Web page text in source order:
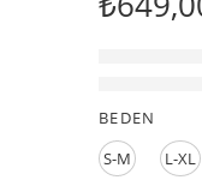
BEDEN
S-M
L-XL